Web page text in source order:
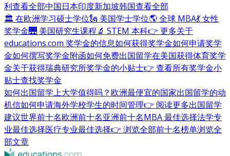
利查看全部中国日本印度新加坡韩国查看全部
🏛 在欧洲学习硕士学位🗽 美国学士学位🌎 全球 MBA💃 女性
奖学金🌉 美国研究生课程🔬 STEM 本科👉 更多关于
educations.com 奖学金的信息如何获得奖学金如何申请奖学
金如何撰写奖学金附函如何免费出国留学在美国获得体育奖学
金关于获得瑞典研究所奖学金的小贴士👉 查看所有奖学金小
贴士查找奖学金
如何出国留学上大学值得吗？ 欧洲最便宜的国家出国留学的动
机信如何申请海外学校学生的时间管理👉 阅读更多出国留学
建议世界前十名欧洲前十名亚洲前十名MBA 最佳选择法学专
业最佳选择医疗专业最佳选择👉 浏览全部前十名榜单浏览全
部文章